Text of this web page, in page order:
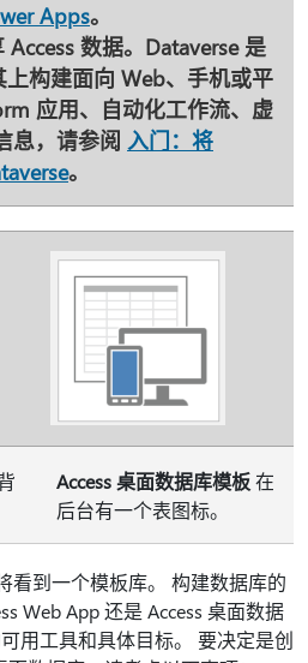
Apps。
数据。Dataverse 是
构建面向 Web、手机或平
应用、自动化工作流、虚
息，请参阅 入门：将
。
Access 桌面数据库模板在
后台有一个表图标。
看到一个模板库。 构建数据库的
Web App 还是 Access 桌面数据
用工具和具体目标。 要决定是创